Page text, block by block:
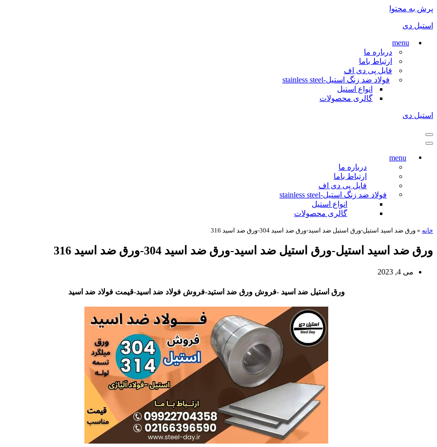
پرش به محتوا
استیل دی
menu
درباره ما
ارتباط باما
فایل پی دی اف
فولاد ضد زنگ استیل-stainless steel
انواع استیل
گالری محصولات
استیل دی
فهرست
ناوبری
فهرست
menu
درباره ما
ارتباط باما
فایل پی دی اف
فولاد ضد زنگ استیل-stainless steel
انواع استیل
گالری محصولات
خانه » ورق ضد اسید استیل-ورق استیل ضد اسید-ورق ضد اسید 304-ورق ضد اسید 316
ورق ضد اسید استیل-ورق استیل ضد اسید-ورق ضد اسید 304-ورق ضد اسید 316
می 4, 2023
ورق استیل ضد اسید -فروش ورق ضد استید-فروش فولاد ضد اسید-قیمت فولاد ضد اسید